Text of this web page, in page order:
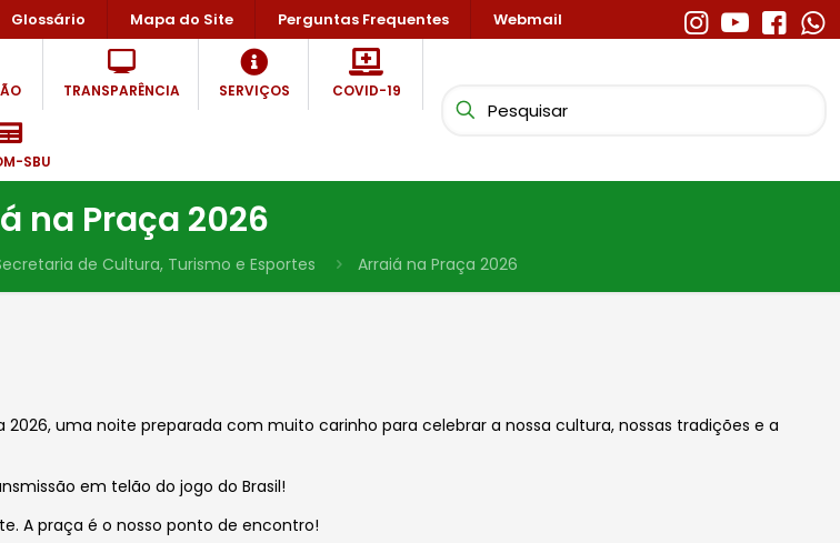
Glossário Mapa do Site Perguntas Frequentes Webmail
TRANSPARÊNCIA SERVIÇOS COVID-19
SBU
na Praça 2026
de Cultura, Turismo e Esportes Arraiá na Praça 2026
uma noite preparada com muito carinho para celebrar a nossa cultura, nossas tradições e a
em telão do jogo do Brasil!
A praça é o nosso ponto de encontro!